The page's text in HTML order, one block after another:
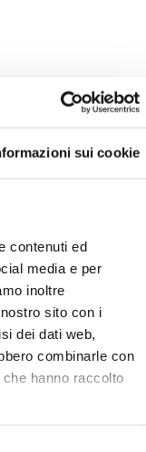
sui cookie
contenuti ed
media e per
inoltre
sito con i
dei dati web,
combinarle con
hanno raccolto
del Giglio
settimana